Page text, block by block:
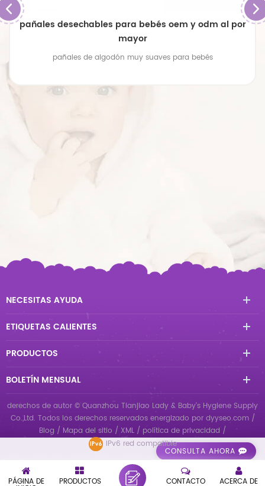
CONSULTA AHORA
pañales desechables para bebés oem y odm al por
mayor
pañales de algodón muy suaves para bebés
NECESITAS AYUDA
ETIQUETAS CALIENTES
PRODUCTOS
BOLETÍN MENSUAL
derechos de autor © Quanzhou Tianjiao Lady & Baby's Hygiene Supply
Co.,Ltd. Todos los derechos reservados energizado por dyyseo.com /
Blog / Mapa del sitio / XML / política de privacidad /
IPv6 red compatible
PÁGINA DE PRODUCTOS ACERCA DE
CONTACTO